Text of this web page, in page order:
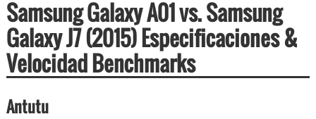
Samsung Galaxy A01 vs. Samsung
Galaxy J7 (2015) Especificaciones &
Velocidad Benchmarks
Antutu